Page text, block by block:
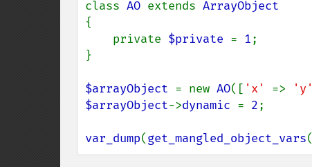
class AO extends
{
    private
$private = 1;
}
$arrayObject = new AO([ 'x' => 'y'
$arrayObject->dynamic = 2;
var_dump(get_mangled_object_vars(